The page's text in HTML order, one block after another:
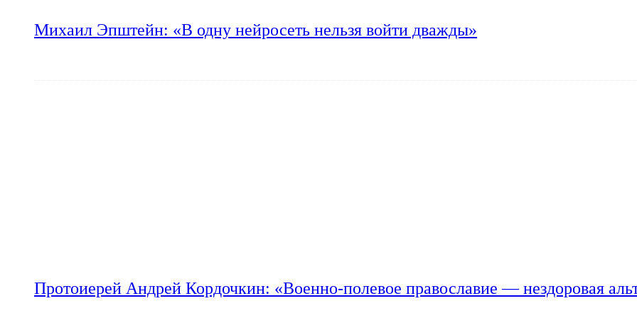
Михаил Эпштейн: «В одну нейросеть нельзя войти дважды»
Протоиерей Андрей Кордочкин: «Военно-полевое православие — нездоровая